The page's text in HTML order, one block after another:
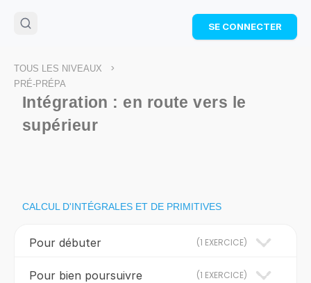
🌴Cahier de vacances offert
: révise les maths cet
Télécharge ton PDF gratuit et progresse avec des
SE CONNECTER
TOUS LES NIVEAUX >
PRÉ-PRÉPA
Intégration : en route vers le
supérieur
CALCUL D'INTÉGRALES ET DE PRIMITIVES
Pour débuter (1 EXERCICE)
Pour bien poursuivre (1 EXERCICE)